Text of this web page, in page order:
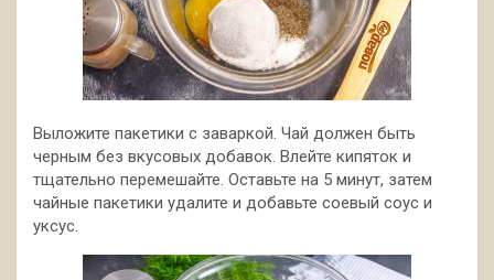
Выложите пакетики с заваркой. Чай должен быть
черным без вкусовых добавок. Влейте кипяток и
тщательно перемешайте. Оставьте на 5 минут, затем
чайные пакетики удалите и добавьте соевый соус и
уксус.